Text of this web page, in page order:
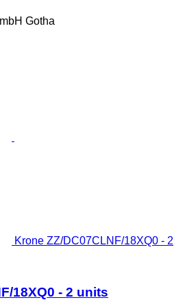
Gotha
Krone ZZ/DC07CLNF/18XQ0 - 2
18XQ0 - 2 units